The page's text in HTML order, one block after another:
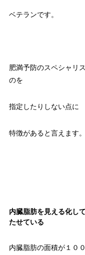
ベテランです。
肥満予防のスペシャリ
のを
指定したりしない点に
特徴があると言えます。
内臓脂肪を見える化し
たせている
内臓脂肪の面積が１０